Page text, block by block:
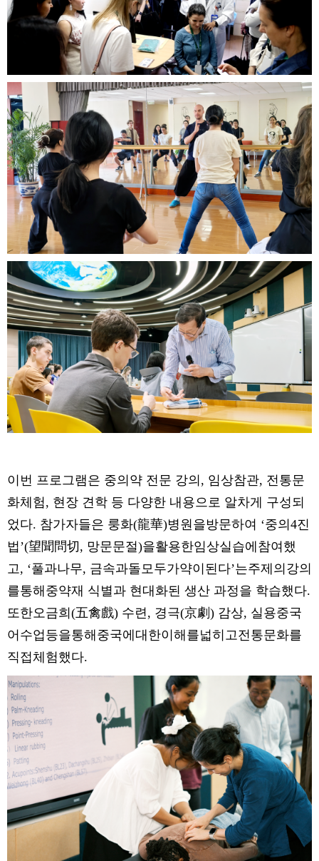
이번 프로그램은 중의약 전문 강의, 임상참관, 전통문
화체험, 현장 견학 등 다양한 내용으로 알차게 구성되
었다. 참가자들은 룽화(龍華)병원을방문하여 ‘중의4진
법’(望聞問切, 망문문절)을활용한임상실습에참여했
고, ‘풀과나무, 금속과돌모두가약이된다’는주제의강의
를통해중약재 식별과 현대화된 생산 과정을 학습했다.
또한오금희(五禽戲) 수련, 경극(京劇) 감상, 실용중국
어수업등을통해중국에대한이해를넓히고전통문화를
직접체험했다.